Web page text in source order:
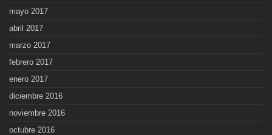
mayo 2017
abril 2017
marzo 2017
febrero 2017
enero 2017
diciembre 2016
noviembre 2016
octubre 2016